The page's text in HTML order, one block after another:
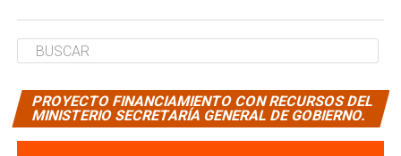
PROYECTO FINANCIAMIENTO CON RECURSOS DEL
MINISTERIO SECRETARÍA GENERAL DE GOBIERNO.